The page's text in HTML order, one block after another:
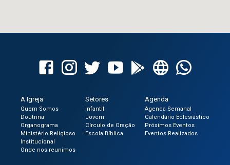
A Igreja
Quem Somos
Doutrina
Organograma
Ministério Religioso
Institucional
Onde nos reunimos
Setores
Infantil
Jovem
Círculo de Oração
Escola Bíblica
Agenda
Agenda Semanal
Calendário Eclesiástico
Próximos Eventos
Eventos Realizados